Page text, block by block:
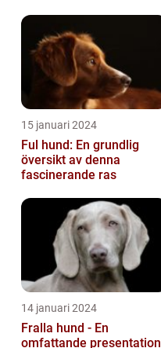
15 januari 2024
Ful hund: En grundlig
översikt av denna
fascinerande ras
14 januari 2024
Fralla hund - En
omfattande presentation